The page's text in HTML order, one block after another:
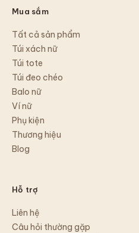
Mua sắm
Tất cả sản phẩm
Túi xách nữ
Túi tote
Túi đeo chéo
Balo nữ
Ví nữ
Phụ kiện
Thương hiệu
Blog
Hỗ trợ
Liên hệ
Câu hỏi thường gặp